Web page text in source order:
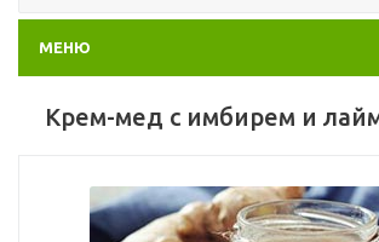
МЕНЮ
Крем-мед с имбирем и